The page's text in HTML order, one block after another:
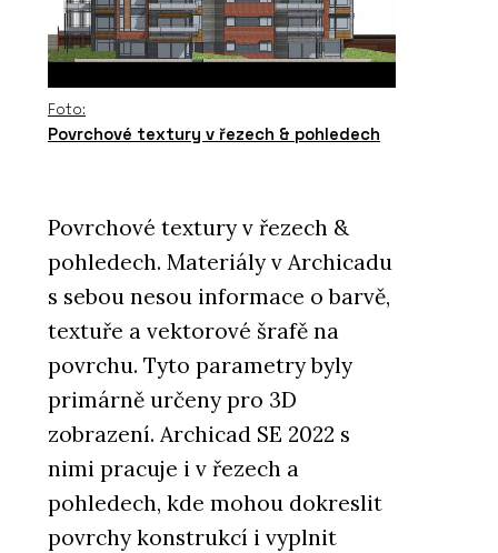
Foto:
Povrchové textury v řezech & pohledech
Povrchové textury v řezech &
pohledech. Materiály v Archicadu
s sebou nesou informace o barvě,
textuře a vektorové šrafě na
povrchu. Tyto parametry byly
primárně určeny pro 3D
zobrazení. Archicad SE 2022 s
nimi pracuje i v řezech a
pohledech, kde mohou dokreslit
povrchy konstrukcí i vyplnit